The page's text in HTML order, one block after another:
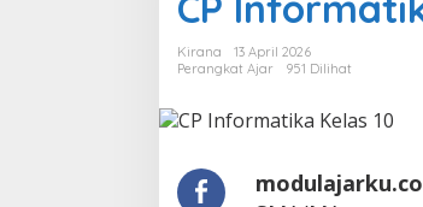
Kirana
13 April 2026
Perangkat Ajar
951 Dilihat